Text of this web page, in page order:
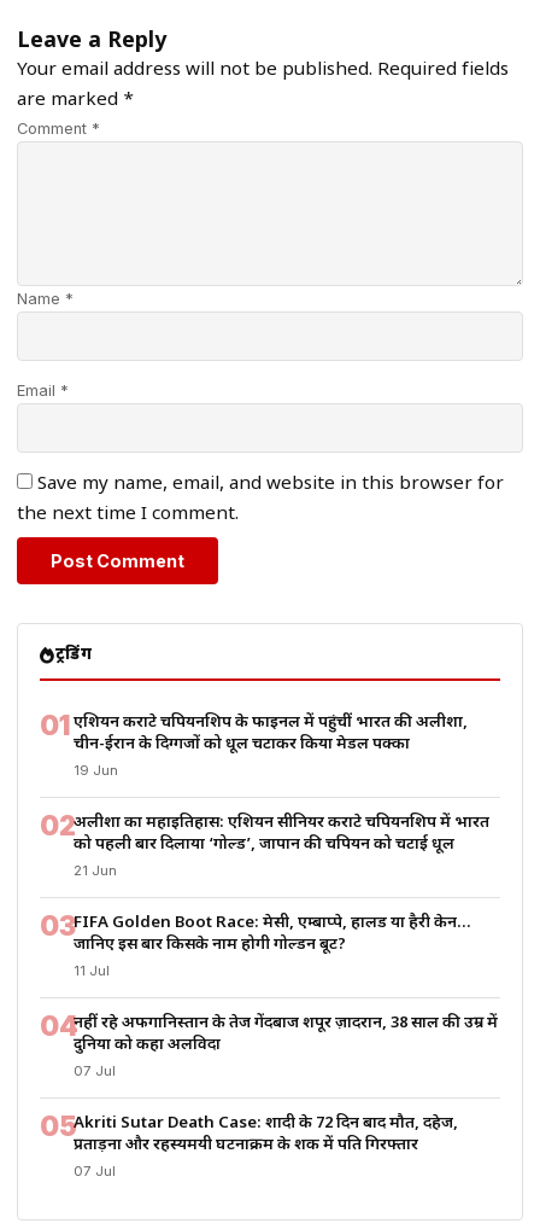
Leave a Reply
Your email address will not be published. Required fields
are marked *
Comment *
Name *
Email *
Save my name, email, and website in this browser for
the next time I comment.
ट्रेंडिंग
01एशियन कराटे चैंपियनशिप के फाइनल में पहुंचीं भारत की अलीशा,
चीन-ईरान के दिग्गजों को धूल चटाकर किया मेडल पक्का
19 Jun
02अलीशा का महाइतिहास: एशियन सीनियर कराटे चैंपियनशिप में भारत
को पहली बार दिलाया ‘गोल्ड’, जापान की चैंपियन को चटाई धूल
21 Jun
03FIFA Golden Boot Race: मेसी, एम्बाप्पे, हालैंड या हैरी केन…
जानिए इस बार किसके नाम होगी गोल्डन बूट?
11 Jul
04नहीं रहे अफगानिस्तान के तेज गेंदबाज शपूर ज़ादरान, 38 साल की उम्र में
दुनिया को कहा अलविदा
07 Jul
05Akriti Sutar Death Case: शादी के 72 दिन बाद मौत, दहेज,
प्रताड़ना और रहस्यमयी घटनाक्रम के शक में पति गिरफ्तार
07 Jul